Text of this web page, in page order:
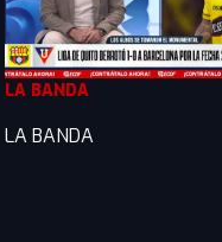
LA BANDA
LA BANDA